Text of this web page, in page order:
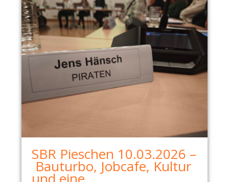
L
E
I
E
R
-
C
SBR Pieschen 10.03.2026 –
Bauturbo, Jobcafe, Kultur
und eine